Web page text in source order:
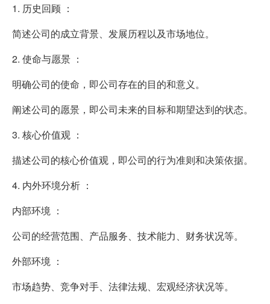
1. 历史回顾 ：
简述公司的成立背景、发展历程以及市场地位。
2. 使命与愿景 ：
明确公司的使命，即公司存在的目的和意义。
阐述公司的愿景，即公司未来的目标和期望达到的状态。
3. 核心价值观 ：
描述公司的核心价值观，即公司的行为准则和决策依据。
4. 内外环境分析 ：
内部环境 ：
公司的经营范围、产品服务、技术能力、财务状况等。
外部环境 ：
市场趋势、竞争对手、法律法规、宏观经济状况等。